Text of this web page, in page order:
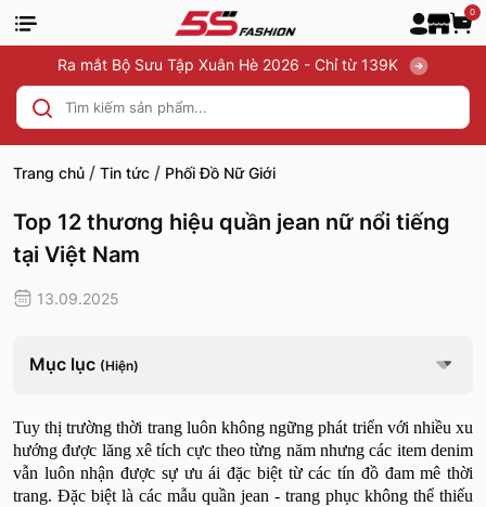
0
Ra mắt Bộ Sưu Tập Xuân Hè 2026 - Chỉ từ 139K
Trang chủ / Tin tức / Phối Đồ Nữ Giới
Top 12 thương hiệu quần jean nữ nổi tiếng
tại Việt Nam
13.09.2025
Mục lục (Hiện)
Tuy thị trường thời trang luôn không ngững phát triển với nhiều xu
hướng được lăng xê tích cực theo từng năm nhưng các item denim
vẫn luôn nhận được sự ưu ái đặc biệt từ các tín đồ đam mê thời
trang. Đặc biệt là các mẫu quần jean - trang phục không thể thiếu